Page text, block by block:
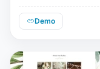
Demo